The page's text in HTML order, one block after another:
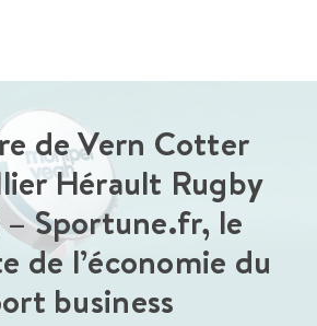
de Vern Cotter
Hérault Rugby
Sportune.fr, le
de l’économie du
business